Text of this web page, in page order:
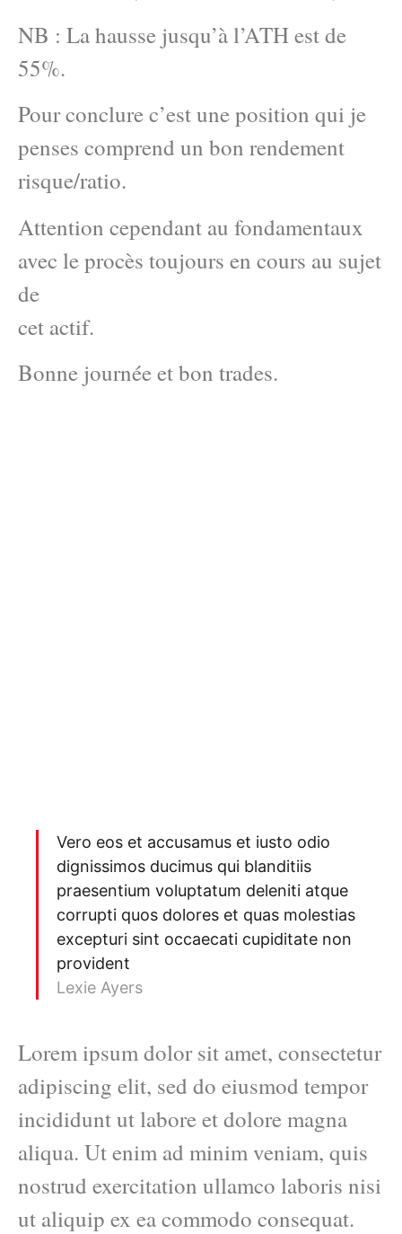
NB : La hausse jusqu’à l’ATH est de
55%.
Pour conclure c’est une position qui je
penses comprend un bon rendement
risque/ratio.
Attention cependant au fondamentaux
avec le procès toujours en cours au sujet
de
cet actif.
Bonne journée et bon trades.
Vero eos et accusamus et iusto odio
dignissimos ducimus qui blanditiis
praesentium voluptatum deleniti atque
corrupti quos dolores et quas molestias
excepturi sint occaecati cupiditate non
provident
Lexie Ayers
Lorem ipsum dolor sit amet, consectetur
adipiscing elit, sed do eiusmod tempor
incididunt ut labore et dolore magna
aliqua. Ut enim ad minim veniam, quis
nostrud exercitation ullamco laboris nisi
ut aliquip ex ea commodo consequat.